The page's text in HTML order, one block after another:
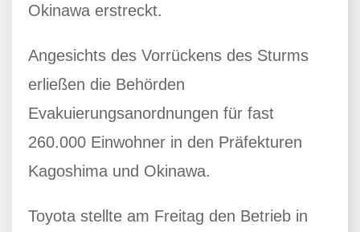
Okinawa erstreckt.
Angesichts des Vorrückens des Sturms
erließen die Behörden
Evakuierungsanordnungen für fast
260.000 Einwohner in den Präfekturen
Kagoshima und Okinawa.
Toyota stellte am Freitag den Betrieb in